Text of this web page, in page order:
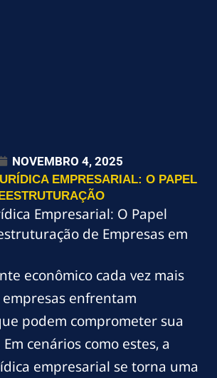
NOVEMBRO 4, 2025
EMPRESARIAL: O PAPEL
Empresarial: O Papel
de Empresas em
econômico cada vez mais
empresas enfrentam
podem comprometer sua
cenários como estes, a
empresarial se torna uma